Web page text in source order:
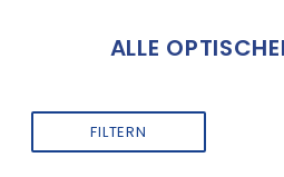
ALLE
FILTERN